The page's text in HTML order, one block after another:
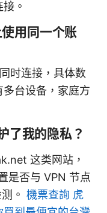
。
用同一个账
时连接，具体数
台设备，家庭方
了我的隐私？
这类网站，
是否与 VPN 节点
。 機票查詢 虎